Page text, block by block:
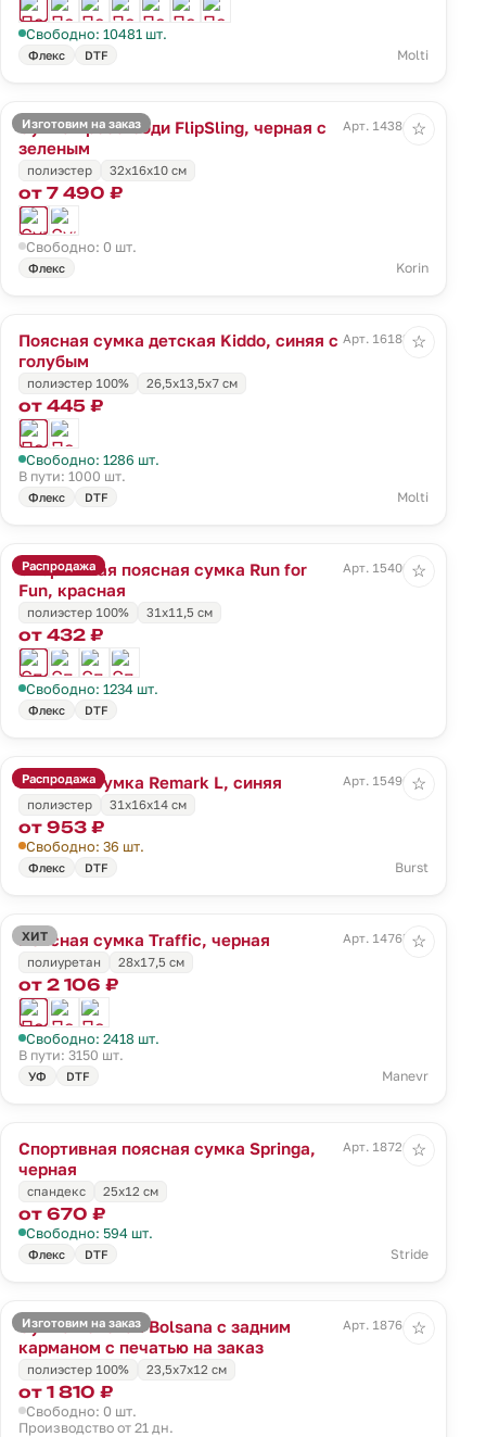
Свободно: 10481 шт.
Флекс DTF Molti
Изготовим на заказ
Сумка кросс-боди FlipSling, черная с
зеленым
Арт. 14386.39
полиэстер 32x16x10 см
от 7 490 ₽
Свободно: 0 шт.
Флекс Korin
☆
Поясная сумка детская Kiddo, синяя с
голубым
Арт. 16182.01
полиэстер 100% 26,5x13,5x7 см
от 445 ₽
Свободно: 1286 шт.
В пути: 1000 шт.
Флекс DTF Molti
☆
Распродажа
Спортивная поясная сумка Run for
Fun, красная
Арт. 15400.50
полиэстер 100% 31х11,5 см
от 432 ₽
Свободно: 1234 шт.
Флекс DTF
☆
Распродажа
Поясная сумка Remark L, синяя
Арт. 15490.40
полиэстер
31х16х14 см
от 953 ₽
Свободно: 36 шт.
Флекс DTF Burst
☆
ХИТ
Поясная сумка Traffic, черная
Арт. 14765.30
полиуретан
28х17,5 см
от 2 106 ₽
Свободно: 2418 шт.
В пути: 3150 шт.
УФ DTF Manevr
☆
Спортивная поясная сумка Springa,
черная
Арт. 18720.30
спандекс 25х12 см
от 670 ₽
Свободно: 594 шт.
Флекс DTF Stride
☆
Изготовим на заказ
Сумка поясная Bolsana с задним
карманом с печатью на заказ
Арт. 18764.00
полиэстер 100% 23,5х7х12 см
от 1 810 ₽
Свободно: 0 шт.
Производство от 21 дн.
☆